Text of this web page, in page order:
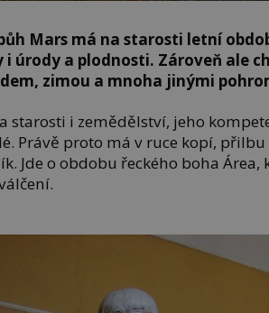
Mars má na starosti letní
i úrody a plodnosti. Zároveň ale
zimou a mnoha jinými
starosti i zemědělství, jeho
Právě proto má v ruce kopí,
Jde o obdobu řeckého boha Área,